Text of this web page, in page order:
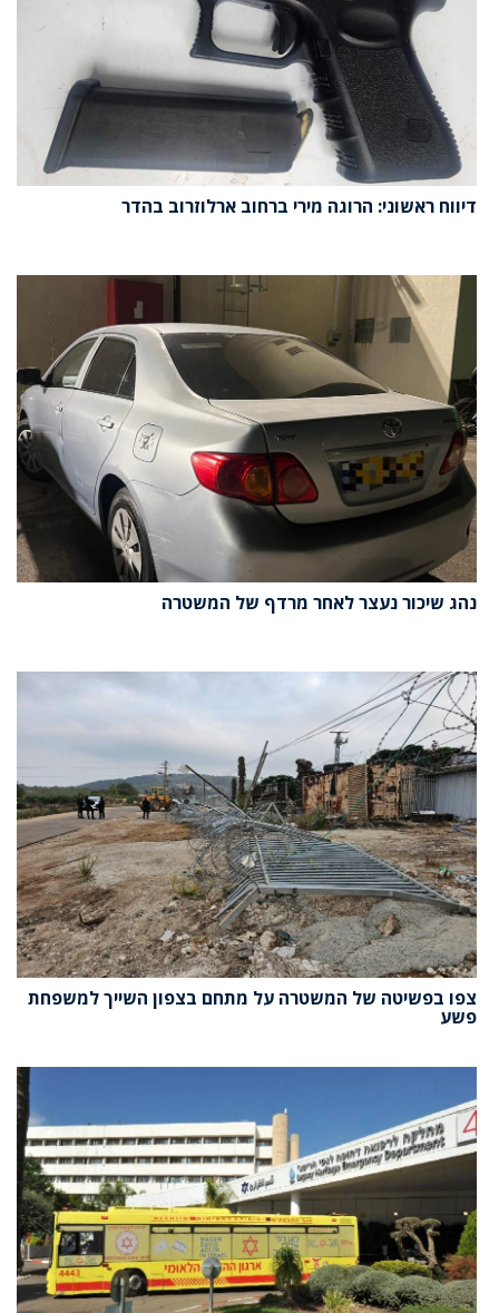
דיווח ראשוני: הרוגה מירי ברחוב ארלוזרוב בהדר
נהג שיכור נעצר לאחר מרדף של המשטרה
צפו בפשיטה של המשטרה על מתחם בצפון השייך למשפחת
פשע